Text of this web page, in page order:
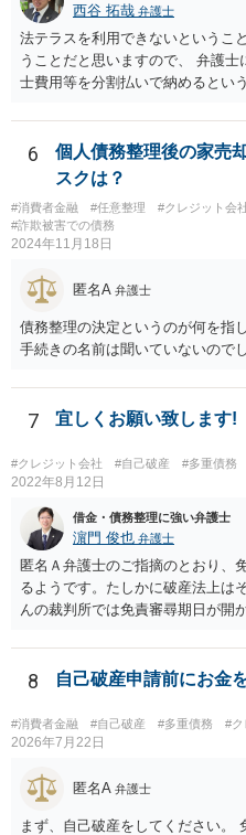
西谷 拓哉 弁護士
法テラスを利用できないというこ
うことだと思いますので、 弁護
士費用等を分割払いで納めるとい
は、負債が拡大するだけになるの
者様のご判断になると思います
で終わりとさせていただきます。
6
個人債務整理後の家売
スクは？
#消費者金融 #任意整理 #クレジット会
#詐欺被害での債務
2024年11月18日
匿名A 弁護士
債務整理の決定というのが何を指
手続きの名前は聞いていないので
7 宜しくお願い致します!
#クレジット会社 #自己破産 #多重債務
2022年8月12日
借金・債務整理に強い弁護士
濵門 俊也 弁護士
匿名Ａ弁護士のご指摘のとおり、
るようです。たしかに破産法上は
んの裁判所では免責審尋期日が開
8 自己破産申請前にお金
#消費者金融 #自己破産 #多重債務 #ク
2026年7月22日
匿名A 弁護士
まず、自己破産をしてください。